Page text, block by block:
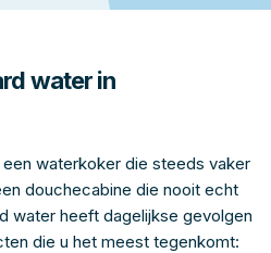
water in
waterkoker die steeds vaker
douchecabine die nooit echt
water heeft dagelijkse gevolgen
die u het meest tegenkomt: